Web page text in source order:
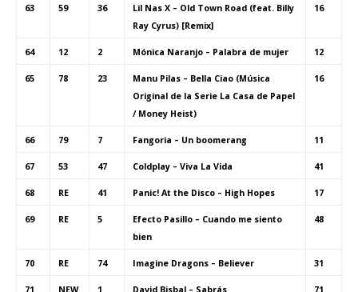
63 59 36
Lil Nas X – Old Town Road (feat. Billy
Ray Cyrus) [Remix]
16
64 12 2 Mónica Naranjo – Palabra de mujer 12
65 78 23
Manu Pilas – Bella Ciao (Música
Original de la Serie La Casa de Papel
/ Money Heist)
16
66 79 7 Fangoria – Un boomerang 11
67 53 47 Coldplay – Viva La Vida 41
68 RE 41 Panic! At the Disco – High Hopes 17
69 RE 5
Efecto Pasillo – Cuando me siento
bien
48
70 RE 74 Imagine Dragons – Believer 31
71 NEW 1 David Bisbal – Sabrás 71